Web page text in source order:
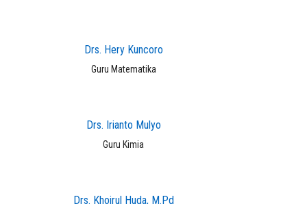
Drs. Hery Kuncoro
Guru Matematika
Drs. Irianto Mulyo
Guru Kimia
Drs. Khoirul Huda, M.Pd